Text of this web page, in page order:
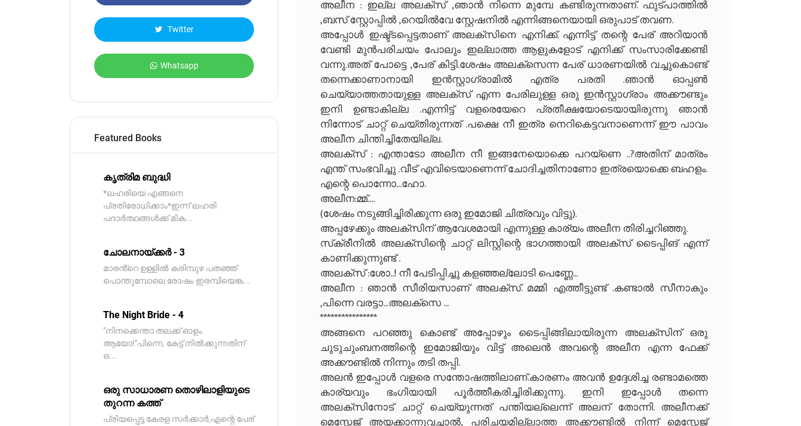
Twitter
Whatsapp
Featured Books
കൃത്രിമ ബുദ്ധി
*ലഹരിയെ എങ്ങനെ
പ്രതിരോധിക്കാം*ഇന്ന് ലഹരി
പദാർത്ഥങ്ങൾക്ക് മിക...
ചോലനായ്ക്കർ - 3
മാരൻ്റെ ഉള്ളിൽ കരിമ്പുഴ പതഞ്ഞ്
പൊന്തുമ്പോലെ രോഷം ഇരമ്പിയെങ്ക...
The Night Bride - 4
"നിനക്കെന്താ തലക്ക് ഓളം
ആയോ!"പിന്നെ, കേട്ട് നിൽക്കുന്നതിന്
ഒ...
ഒരു സാധാരണ തൊഴിലാളിയുടെ
തുറന്ന കത്ത്
പ്രിയപ്പെട്ട കേരള സർക്കാർ,എന്റെ പേര്
അലീന : ഇല്ല അലക്സ് ,ഞാൻ നിന്നെ മുമ്പേ കണ്ടിരുന്നതാണ്. ഫുട്പാത്തിൽ
,ബസ് സ്റ്റോപ്പിൽ ,റെയിൽവേ സ്റ്റേഷനിൽ എന്നിങ്ങനെയായി ഒരുപാട് തവണ.
അപ്പോൾ ഇഷ്ട്ടപ്പെട്ടതാണ് അലക്സിനെ എനിക്ക്. എന്നിട്ട് തന്റെ പേര് അറിയാൻ
വേണ്ടി മുൻപരിചയം പോലും ഇല്ലാത്ത ആളുകളോട് എനിക്ക് സംസാരിക്കേണ്ടി
വന്നു.അത് പോട്ടെ ,പേര് കിട്ടി.ശേഷം അലക്സെന്ന പേര് ധാരണയിൽ വച്ചുകൊണ്ട്
തന്നെക്കാണാനായി ഇൻസ്റ്റാഗ്രാമിൽ എത്ര പരതി .ഞാൻ ഓപ്പൺ
ചെയ്യാത്തതായുള്ള അലക്സ് എന്ന പേരിലുള്ള ഒരു ഇൻസ്റ്റാഗ്രാം അക്കൗണ്ടും
ഇനി ഉണ്ടാകില്ല .എന്നിട്ട് വളരെയേറെ പ്രതീക്ഷയോടെയായിരുന്നു ഞാൻ
നിന്നോട് ചാറ്റ് ചെയ്തിരുന്നത് .പക്ഷെ നീ ഇത്ര നെറികെട്ടവനാണെന്ന് ഈ പാവം
അലീന ചിന്തിച്ചിതേയില്ല.
അലക്സ് : എന്താടോ അലീന നീ ഇങ്ങനേയൊക്കെ പറയ്ണെ ..?അതിന് മാത്രം
എന്ത് സംഭവിച്ചു .വീട് എവിടെയാണെന്ന് ചോദിച്ചതിനാണോ ഇത്രയൊക്കെ ബഹളം.
എന്റെ പൊന്നോ...ഹോ.
അലീന:മ്മ്....
(ശേഷം നടുങ്ങിച്ചിരിക്കുന്ന ഒരു ഇമോജി ചിത്രവും വിട്ടു).
അപ്പഴേക്കും അലക്സിന് ആവേശമായി എന്നുള്ള കാര്യം അലീന തിരിച്ചറിഞ്ഞു.
സ്‌ക്രീനിൽ അലക്സിന്റെ ചാറ്റ് ലിസ്റ്റിന്റെ ഭാഗത്തായി അലക്സ് ടൈപ്പിങ് എന്ന്
കാണിക്കുന്നുണ്ട് .
അലക്സ് :ശോ..! നീ പേടിപ്പിച്ചു കളഞ്ഞല്ലോടി പെണ്ണേ...
അലീന : ഞാൻ സീരിയസാണ് അലക്സ്. മമ്മി എത്തീട്ടുണ്ട് .കണ്ടാൽ സീനാകും
,പിന്നെ വരട്ടാ...അലക്സെ ...
****************
അങ്ങനെ പറഞ്ഞു കൊണ്ട് അപ്പോഴും ടൈപ്പിങ്ങിലായിരുന്ന അലക്സിന് ഒരു
ചുടുചുംബനത്തിന്റെ ഇമോജിയും വിട്ട് അലെൻ അവന്റെ അലീന എന്ന ഫേക്ക്
അക്കൗണ്ടിൽ നിന്നും തടി തപ്പി.
അലൻ ഇപ്പോൾ വളരെ സന്തോഷത്തിലാണ്.കാരണം അവൻ ഉദ്ദേശിച്ച രണ്ടാമത്തെ
കാര്യവും ഭംഗിയായി പൂർത്തീകരിച്ചിരിക്കുന്നു. ഇനി ഇപ്പോൾ തന്നെ
അലക്സിനോട് ചാറ്റ് ചെയ്യുന്നത് പന്തിയല്ലെന്ന് അലന് തോന്നി. അലീനക്ക്
മെസ്സേജ് അയക്കാന്നുവച്ചാൽ, പരിചയമില്ലാത്ത അക്കൗണ്ടിൽ നിന്ന് മെസ്സേജ്